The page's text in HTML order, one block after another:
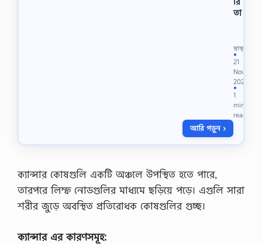
হা
ড়ে
তা
বা
সে
র
উ
প
কা
রি
তা
সে
স্বাস্থ্য
●
21
Nov
2023
●
1
min
read
আরি পড়ুন ›
ক্যান্সার কোষগুলি একটি অঞ্চলে উপস্থিত হতে পারে,
তারপরে লিম্ফ নোডগুলির মাধ্যমে ছড়িয়ে পড়ে। এগুলি সারা
শরীর জুড়ে অবস্থিত প্রতিরোধক কোষগুলির গুচ্ছ।
ক্যান্সার এর কারণসমূহ: